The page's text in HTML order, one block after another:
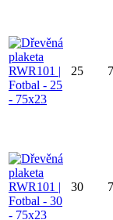
25
30